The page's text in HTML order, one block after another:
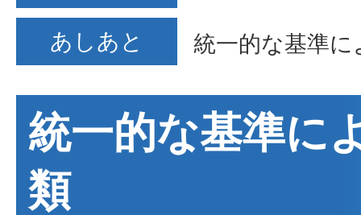
あしあと 統一的な基準に
統一的な基準に
類